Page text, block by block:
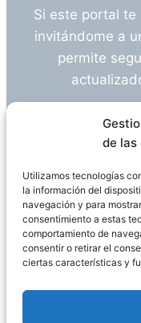
de las
Utilizamos tecnologías
la información del
navegación y para
consentimiento a estas
comportamiento de
consentir o retirar el
ciertas características y
Si este portal te
invitándome a
permite
¿Tienes alguna
Descargo de
Declaración de